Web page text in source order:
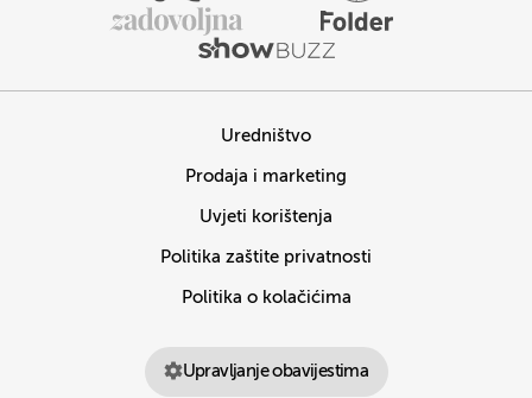
Uredništvo
Prodaja i marketing
Uvjeti korištenja
Politika zaštite privatnosti
Politika o kolačićima
Upravljanje obavijestima